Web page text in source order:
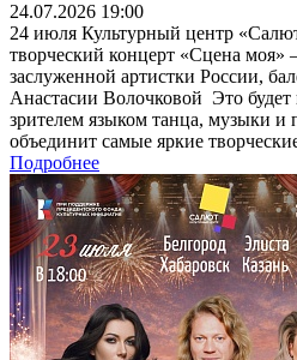
24.07.2026 19:00
24 июля Культурный центр
творческий концерт «Сцена
заслуженной артистки России,
Анастасии Волочковой Это будет
зрителем языком танца, музыки и
объединит самые яркие
Подробнее